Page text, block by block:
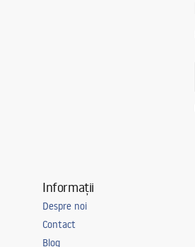
Informații
Despre noi
Contact
Blog